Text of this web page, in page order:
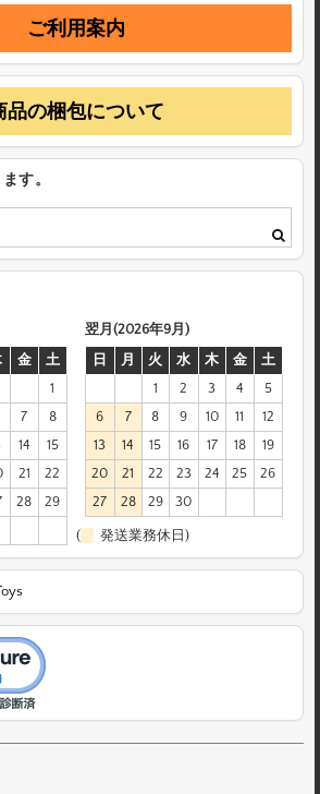
ご利用案内
品の梱包について
す。
金
土
1
7
8
14
15
21
22
28
29
翌月(2026年9月)
日
月 火 水 木 金
土
1
2 3 4
5
6
7 8 9 10 11
12
13
14 15 16 17 18
19
20
21 22 23 24 25
26
27
28 29 30
( 発送業務休日)